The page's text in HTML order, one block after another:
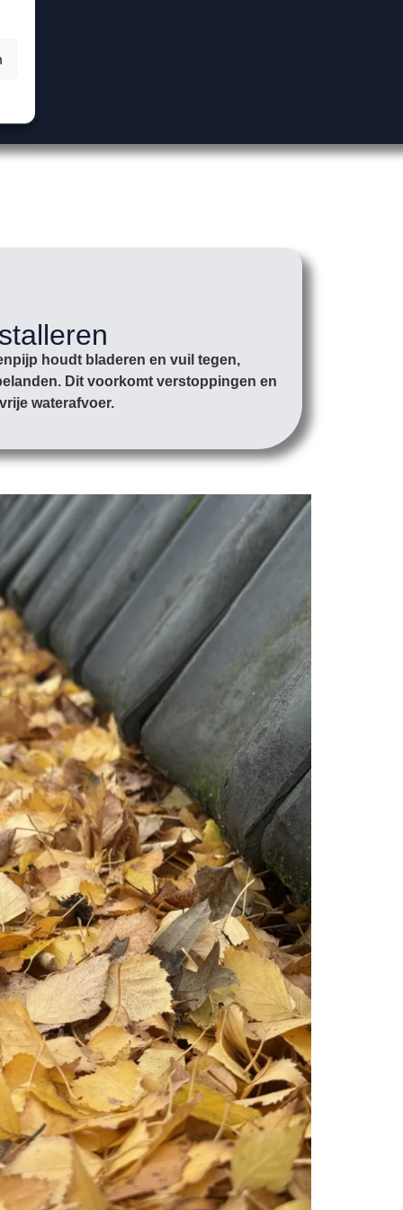
houdt bladeren en vuil tegen,
Dit voorkomt verstoppingen en
waterafvoer.